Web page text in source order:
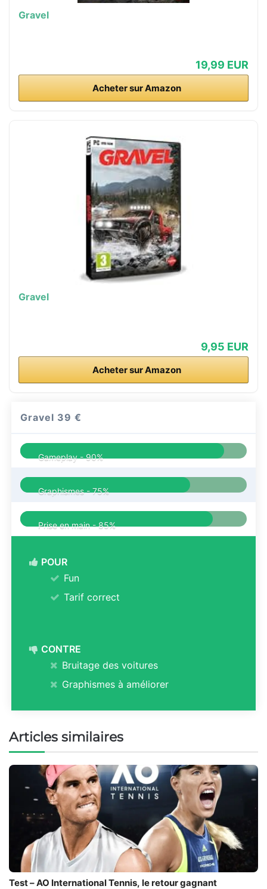
Gravel
19,99 EUR
Acheter sur Amazon
Gravel
9,95 EUR
Acheter sur Amazon
Gravel 39 €
Gameplay -90%
Graphismes -75%
Prise en main -85%
POUR
Fun
Tarif correct
CONTRE
Bruitage des voitures
Graphismes à améliorer
Articles similaires
Test – AO International Tennis, le retour gagnant